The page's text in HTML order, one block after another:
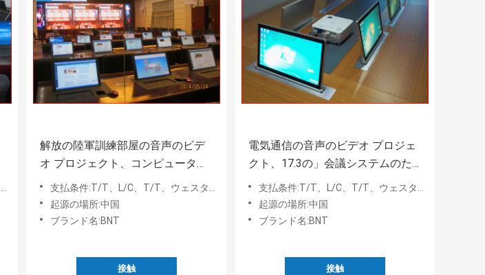
解放の陸軍訓練部屋の音声のビデ
オ プロジェクト、コンピュータ上
昇の上のモーター ドライブ フリッ
プ
支払条件:T/T、L/C、T/T、ウェスタン・ユニオン、MoneyGram、Paypal
起源の場所:中国
ブランド名:BNT
接触
電気通信の音声のビデオ プロジェ
クト、17.3の」会議システムのた
めの引き込み式のモーターを備え
られた持ち上がるメカニズム
支払条件:T/T、L/C、T/T、ウェスタン・ユニオン、MoneyGram、Paypal
起源の場所:中国
ブランド名:BNT
接触